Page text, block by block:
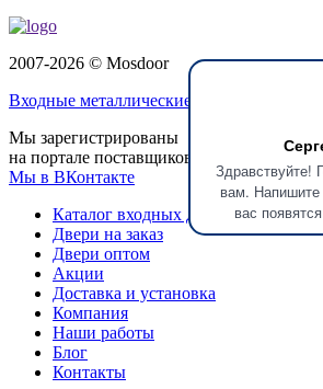
Здравствуйте!
вам.
вас
2007-2026 © Mosdoor
Входные металлические двери
Мы зарегистрированы
на портале поставщиков
Мы в ВКонтакте
Каталог входных дверей
Двери на заказ
Двери оптом
Акции
Доставка и установка
Компания
Наши работы
Блог
Контакты